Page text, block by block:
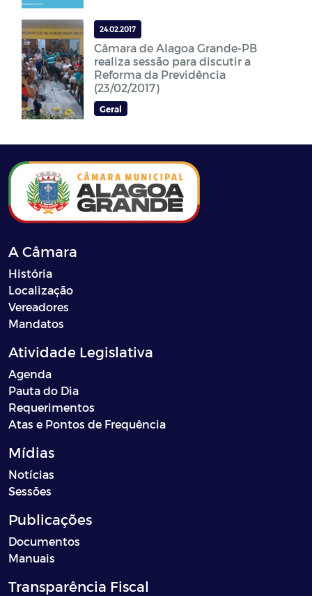
24.02.2017
Câmara de Alagoa Grande-PB
realiza sessão para discutir a
Reforma da Previdência
(23/02/2017)
Geral
A Câmara
História
Localização
Vereadores
Mandatos
Atividade Legislativa
Agenda
Pauta do Dia
Requerimentos
Atas e Pontos de Frequência
Mídias
Notícias
Sessões
Publicações
Documentos
Manuais
Transparência Fiscal